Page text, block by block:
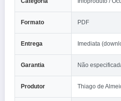
Formato PDF
Entrega Imediata
Garantia Não
Produtor Thiago de